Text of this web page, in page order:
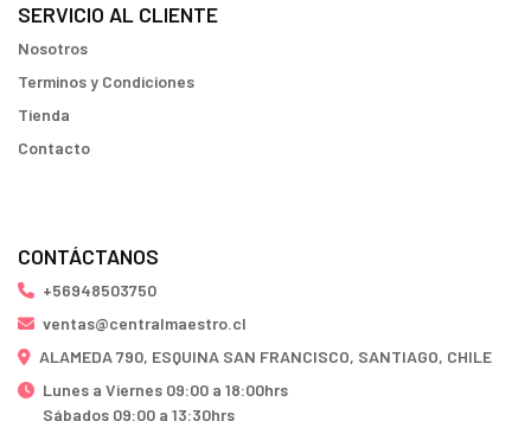
SERVICIO AL CLIENTE
Nosotros
Terminos y Condiciones
Tienda
Contacto
CONTÁCTANOS
+56948503750
ventas@centralmaestro.cl
ALAMEDA 790, ESQUINA SAN FRANCISCO, SANTIAGO, CHILE
Lunes a Viernes 09:00 a 18:00hrs
Sábados 09:00 a 13:30hrs